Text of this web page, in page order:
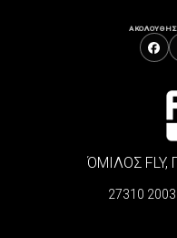
ΌΜΙΛΟΣ
27310